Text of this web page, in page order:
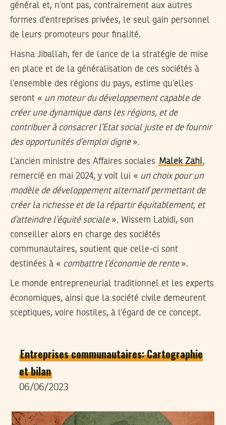
général et, n’ont pas, contrairement aux autres
formes d’entreprises privées, le seul gain personnel
de leurs promoteurs pour finalité.
Hasna Jiballah, fer de lance de la stratégie de mise
en place et de la généralisation de ces sociétés à
l’ensemble des régions du pays, estime qu’elles
seront « un moteur du développement capable de
créer une dynamique dans les régions, et de
contribuer à consacrer l’Etat social juste et de fournir
des opportunités d’emploi digne».
L’ancien ministre des Affaires sociales Malek Zahi,
remercié en mai 2024, y voit lui « un choix pour un
modèle de développement alternatif permettant de
créer la richesse et de la répartir équitablement, et
d’atteindre l’équité sociale». Wissem Labidi, son
conseiller alors en charge des sociétés
communautaires, soutient que celle-ci sont
destinées à « combattre l’économie de rente».
Le monde entrepreneurial traditionnel et les experts
économiques, ainsi que la société civile demeurent
sceptiques, voire hostiles, à l’égard de ce concept.
Entreprises communautaires: Cartographie
et bilan
06/06/2023